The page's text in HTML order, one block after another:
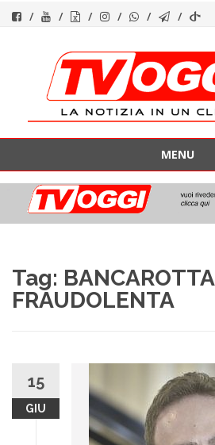
contenuto
MENU
contenuto
Tag: BANCAROTTA
FRAUDOLENTA
15
GIU